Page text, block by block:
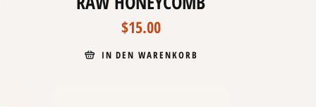
$15.00
IN DEN WARENKORB